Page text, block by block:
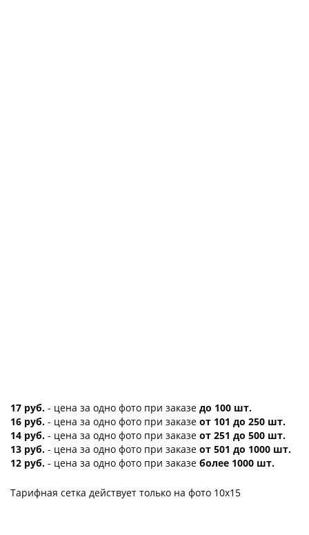
17 руб. - цена за одно фото при заказе до 100 шт.
16 руб. - цена за одно фото при заказе от 101 до 250 шт.
14 руб. - цена за одно фото при заказе от 251 до 500 шт.
13 руб. - цена за одно фото при заказе от 501 до 1000 шт.
12 руб. - цена за одно фото при заказе более 1000 шт.
Тарифная сетка действует только на фото 10х15